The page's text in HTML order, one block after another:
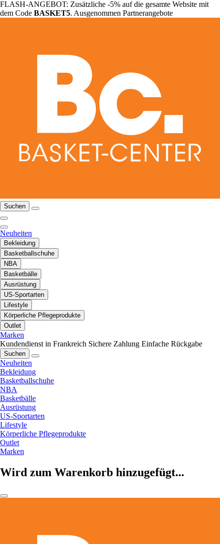
FLASH-ANGEBOT: Zusätzliche -5% auf die gesamte Website mit
dem Code BASKET5. Ausgenommen Partnerangebote
Suchen
Neuheiten
Bekleidung
Basketballschuhe
NBA
Basketbälle
Ausrüstung
US-Sportarten
Lifestyle
Körperliche Pflegeprodukte
Outlet
Marken
Kundendienst in Frankreich Sichere Zahlung Einfache Rückgabe
Suchen
Neuheiten
Bekleidung
Basketballschuhe
NBA
Basketbälle
Ausrüstung
US-Sportarten
Lifestyle
Körperliche Pflegeprodukte
Outlet
Marken
Wird zum Warenkorb hinzugefügt...